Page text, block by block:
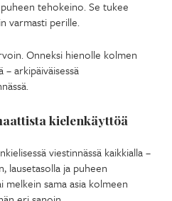
tehokeino. Se tukee
varmasti perille.
Onneksi hienolle kolmen
arkipäiväisessä
kielenkäyttöä
viestinnässä kaikkialla –
lausetasolla ja puheen
melkein sama asia kolmeen